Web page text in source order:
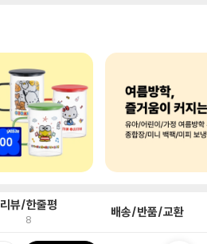
리뷰/한줄평
8 배송/반품/교환